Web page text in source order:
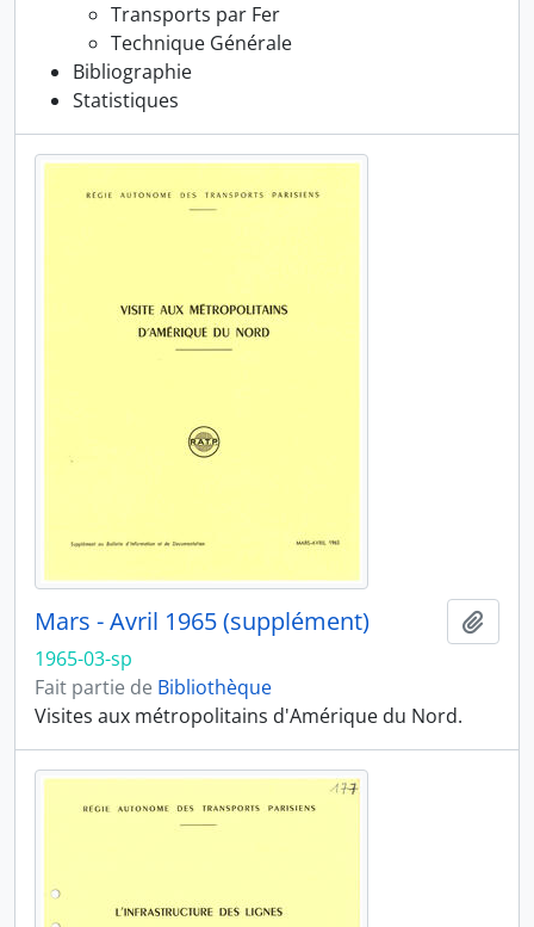
Transports par Fer
Technique Générale
Bibliographie
Statistiques
Mars - Avril 1965 (supplément)
1965-03-sp
Fait partie de Bibliothèque
Visites aux métropolitains d'Amérique du Nord.